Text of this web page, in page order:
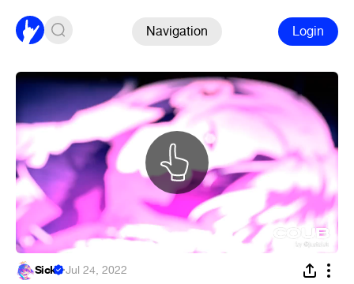
Navigation Login
Sick ·Jul 24, 2022